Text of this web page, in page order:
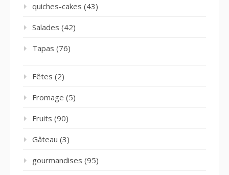
quiches-cakes (43)
Salades (42)
Tapas (76)
Fêtes (2)
Fromage (5)
Fruits (90)
Gâteau (3)
gourmandises (95)